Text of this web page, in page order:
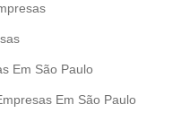
Em São Paulo
Em São Paulo